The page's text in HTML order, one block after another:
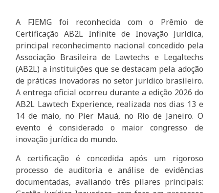
A FIEMG foi reconhecida com o Prêmio de
Certificação AB2L Infinite de Inovação Jurídica,
principal reconhecimento nacional concedido pela
Associação Brasileira de Lawtechs e Legaltechs
(AB2L) a instituições que se destacam pela adoção
de práticas inovadoras no setor jurídico brasileiro.
A entrega oficial ocorreu durante a edição 2026 do
AB2L Lawtech Experience, realizada nos dias 13 e
14 de maio, no Pier Mauá, no Rio de Janeiro. O
evento é considerado o maior congresso de
inovação jurídica do mundo.
A certificação é concedida após um rigoroso
processo de auditoria e análise de evidências
documentadas, avaliando três pilares principais: